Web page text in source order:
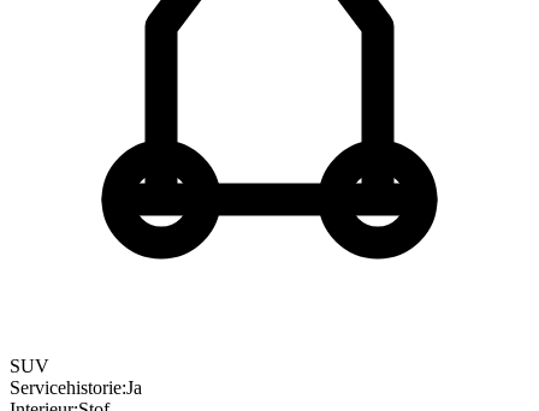
SUV
Servicehistorie:Ja